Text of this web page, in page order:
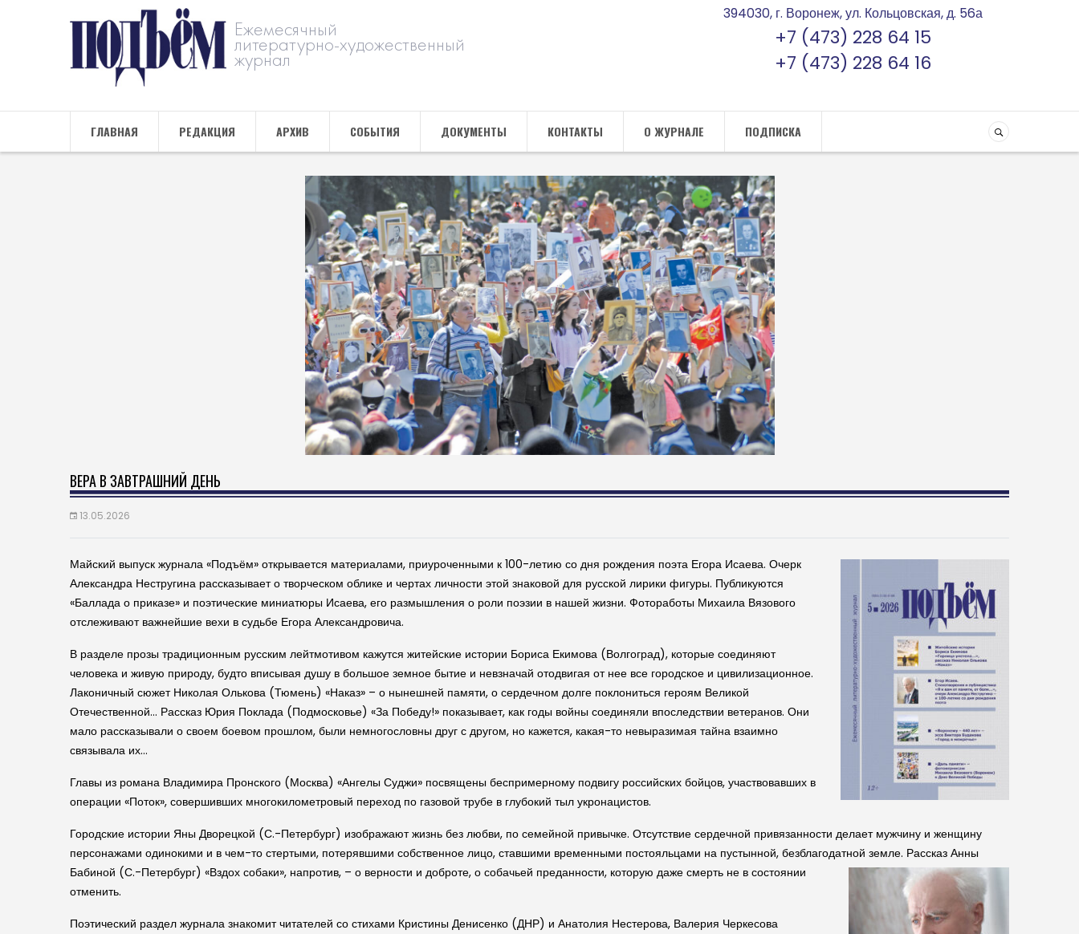
Ежемесячный
литературно-художественный
журнал
394030, г. Воронеж, ул. Кольцовская, д. 56а
+7 (473) 228 64 15
+7 (473) 228 64 16
ГЛАВНАЯ РЕДАКЦИЯ АРХИВ СОБЫТИЯ ДОКУМЕНТЫ КОНТАКТЫ О ЖУРНАЛЕ ПОДПИСКА
ВЕРА В ЗАВТРАШНИЙ ДЕНЬ
13.05.2026
Майский выпуск журнала «Подъём» открывается материалами, приуроченными к 100-летию со дня рождения поэта Егора Исаева. Очерк
Александра Нестругина рассказывает о творческом облике и чертах личности этой знаковой для русской лирики фигуры. Публикуются
«Баллада о приказе» и поэтические миниатюры Исаева, его размышления о роли поэзии в нашей жизни. Фотоработы Михаила Вязового
отслеживают важнейшие вехи в судьбе Егора Александровича.
В разделе прозы традиционным русским лейтмотивом кажутся житейские истории Бориса Екимова (Волгоград), которые соединяют
человека и живую природу, будто вписывая душу в большое земное бытие и невзначай отодвигая от нее все городское и цивилизационное.
Лаконичный сюжет Николая Олькова (Тюмень) «Наказ» – о нынешней памяти, о сердечном долге поклониться героям Великой
Отечественной… Рассказ Юрия Поклада (Подмосковье) «За Победу!» показывает, как годы войны соединяли впоследствии ветеранов. Они
мало рассказывали о своем боевом прошлом, были немногословны друг с другом, но кажется, какая-то невыразимая тайна взаимно
связывала их…
Главы из романа Владимира Пронского (Москва) «Ангелы Суджи» посвящены беспримерному подвигу российских бойцов, участвовавших в
операции «Поток», совершивших многокилометровый переход по газовой трубе в глубокий тыл укронацистов.
Городские истории Яны Дворецкой (С.-Петербург) изображают жизнь без любви, по семейной привычке. Отсутствие сердечной привязанности делает мужчину и женщину
персонажами одинокими и в чем-то стертыми, потерявшими собственное лицо, ставшими временными постояльцами на пустынной, безблагодатной земле. Рассказ Анны
Бабиной (С.-Петербург) «Вздох собаки», напротив, – о верности и доброте, о собачьей преданности, которую даже смерть не в состоянии
отменить.
Поэтический раздел журнала знакомит читателей со стихами Кристины Денисенко (ДНР) и Анатолия Нестерова, Валерия Черкесова